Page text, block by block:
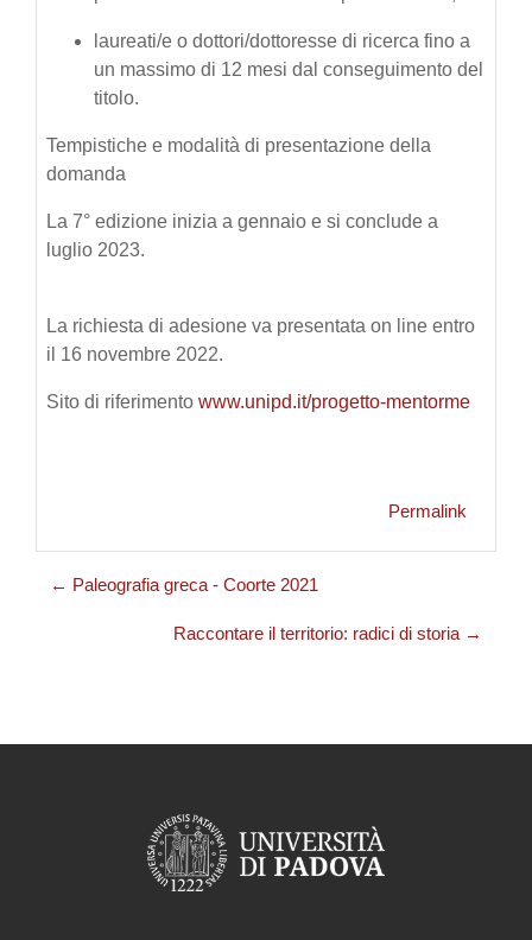
laureati/e o dottori/dottoresse di ricerca fino a
un massimo di 12 mesi dal conseguimento del
titolo.
Tempistiche e modalità di presentazione della
domanda
La 7° edizione inizia a gennaio e si conclude a
luglio 2023.
La richiesta di adesione va presentata on line entro
il 16 novembre 2022.
Sito di riferimento www.unipd.it/progetto-mentorme
Permalink
← Paleografia greca - Coorte 2021
Raccontare il territorio: radici di storia →